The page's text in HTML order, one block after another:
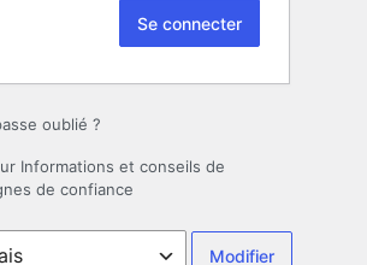
oublié ?
Informations et conseils de
de confiance